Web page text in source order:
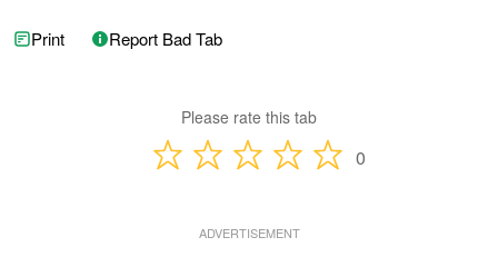
Print Report Bad Tab
Please rate this tab
0